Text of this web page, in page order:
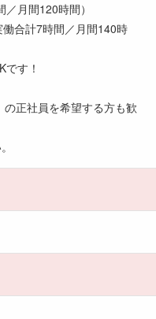
月間120時間）
合計7時間／月間140時
す！
正社員を希望する方も歓